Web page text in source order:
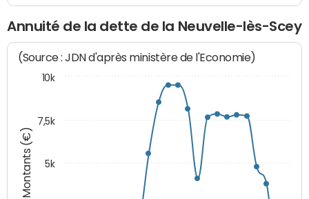
Annuité de la dette de la Neuvelle-lès-Scey
Montants (€)
(Source : JDN d'après ministère de l'Economie)
5k
7,5k
10k